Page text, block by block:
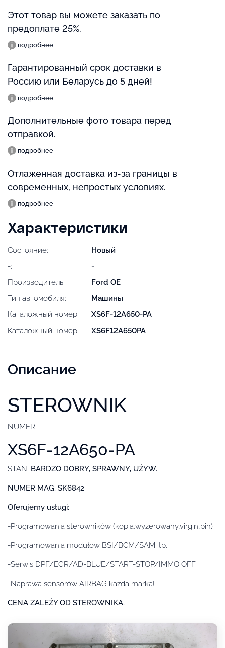
Этот товар вы можете заказать по
предоплате 25%.
подробнее
Гарантированный срок доставки в
Россию или Беларусь до 5 дней!
подробнее
Дополнительные фото товара перед
отправкой.
подробнее
Отлаженная доставка из-за границы в
современных, непростых условиях.
подробнее
Характеристики
Состояние:
Новый
-:
-
Производитель:
Ford OE
Тип автомобиля:
Машины
Каталожный номер:
XS6F-12A650-PA
Каталожный номер:
XS6F12A650PA
Описание
STEROWNIK
NUMER:
XS6F-12A650-PA
STAN: BARDZO DOBRY, SPRAWNY, UŻYW.
NUMER MAG. SK6842
Oferujemy usługi:
-Programowania sterowników (kopia,wyzerowany,virgin,pin)
-Programowania modułow BSI/BCM/SAM itp.
-Serwis DPF/EGR/AD-BLUE/START-STOP/IMMO OFF
-Naprawa sensorów AIRBAG każda marka!
CENA ZALEŻY OD STEROWNIKA.